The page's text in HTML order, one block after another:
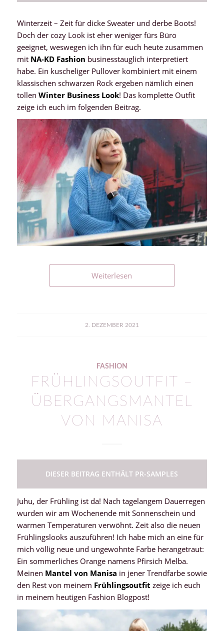
Winterzeit – Zeit für dicke Sweater und derbe Boots!
Doch der cozy Look ist eher weniger fürs Büro
geeignet, weswegen ich ihn für euch heute zusammen
mit NA-KD Fashion businesstauglich interpretiert
habe. Ein kuscheliger Pullover kombiniert mit einem
klassischen schwarzen Rock ergeben nämlich einen
tollen Winter Business Look! Das komplette Outfit
zeige ich euch im folgenden Beitrag.
Weiterlesen
2. DEZEMBER 2021
FASHION
FRÜHLINGSOUTFIT –
ÜBERGANGSMANTEL
VON MANISA
DIESER BEITRAG ENTHÄLT PR-SAMPLES
Juhu, der Frühling ist da! Nach tagelangem Dauerregen
wurden wir am Wochenende mit Sonnenschein und
warmen Temperaturen verwöhnt. Zeit also die neuen
Frühlingslooks auszuführen! Ich habe mich an eine für
mich völlig neue und ungewohnte Farbe herangetraut:
Ein sommerliches Orange namens Pfirsich Melba.
Meinen Mantel von Manisa in jener Trendfarbe sowie
den Rest von meinem Frühlingsoutfit zeige ich euch
in meinem heutigen Fashion Blogpost!